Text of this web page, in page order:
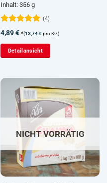
Inhalt: 356 g
Bewertet
mit 5von
5
(4)
4,89€ *(13,74€pro KG)
Detailansicht
NICHT VORRÄTIG